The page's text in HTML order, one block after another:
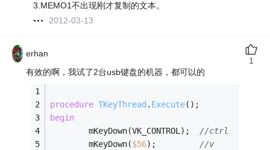
3.MEMO1不出现刚才复制的文本。
2012-03-13
erhan
有效的啊，我试了2台usb键盘的机器，都可以的
procedure TKeyThread . Execute() ;
begin
        mKeyDown(VK_CONTROL);
//ctrl
        mKeyDown(
$56); //v
1